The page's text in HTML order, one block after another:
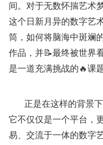
间。对于无数怀揣艺术
这个日新月异的数字艺
筒，如何将脑海中斑斓
作品，并📝最终被世界
是一道充满挑战的🔥课题
正是在这样的背景
它不仅仅是一个平台，
易、交流于一体的数字